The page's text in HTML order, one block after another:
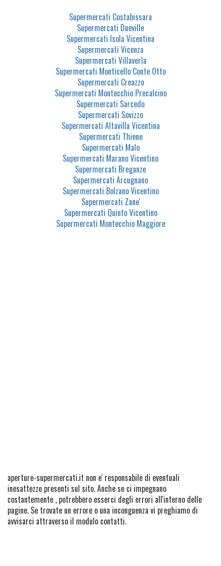
Supermercati Costabissara
Supermercati Dueville
Supermercati Isola Vicentina
Supermercati Vicenza
Supermercati Villaverla
Supermercati Monticello Conte Otto
Supermercati Creazzo
Supermercati Montecchio Precalcino
Supermercati Sarcedo
Supermercati Sovizzo
Supermercati Altavilla Vicentina
Supermercati Thiene
Supermercati Malo
Supermercati Marano Vicentino
Supermercati Breganze
Supermercati Arcugnano
Supermercati Bolzano Vicentino
Supermercati Zane'
Supermercati Quinto Vicentino
Supermercati Montecchio Maggiore
aperture-supermercati.it non e' responsabile di eventuali
inesattezze presenti sul sito. Anche se ci impegnano
costantemente , potrebbero esserci degli errori all'interno delle
pagine. Se trovate un errore o una inconguenza vi preghiamo di
avvisarci attraverso il modulo contatti.